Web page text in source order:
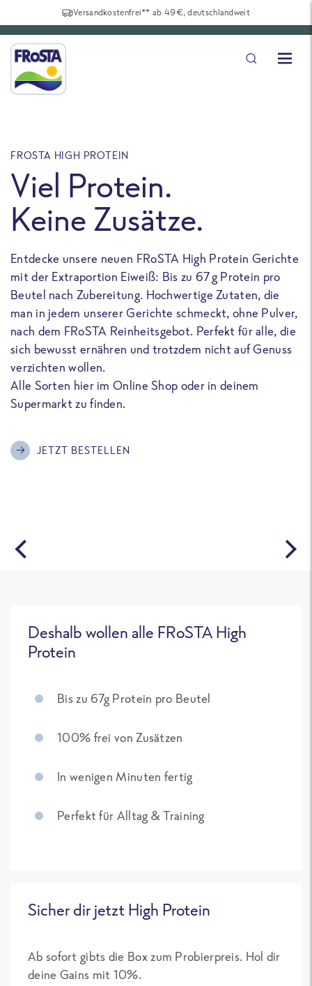
Versandkostenfrei** ab 49€, deutschlandweit
FROSTA HIGH PROTEIN
Viel Protein.
Keine Zusätze.
Entdecke unsere neuen FRoSTA High Protein Gerichte
mit der Extraportion Eiweiß: Bis zu 67 g Protein pro
Beutel nach Zubereitung. Hochwertige Zutaten, die
man in jedem unserer Gerichte schmeckt, ohne Pulver,
nach dem FRoSTA Reinheitsgebot. Perfekt für alle, die
sich bewusst ernähren und trotzdem nicht auf Genuss
verzichten wollen.
Alle Sorten hier im Online Shop oder in deinem
Supermarkt zu finden.
JETZT BESTELLEN
Deshalb wollen alle FRoSTA High
Protein
Bis zu 67g Protein pro Beutel
100% frei von Zusätzen
In wenigen Minuten fertig
Perfekt für Alltag & Training
Sicher dir jetzt High Protein
Ab sofort gibts die Box zum Probierpreis. Hol dir
deine Gains mit 10%.